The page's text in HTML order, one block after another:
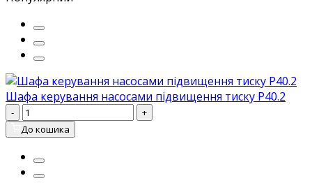
Шафа керування насосами підвищення тиску P40.2
-
+
До кошика